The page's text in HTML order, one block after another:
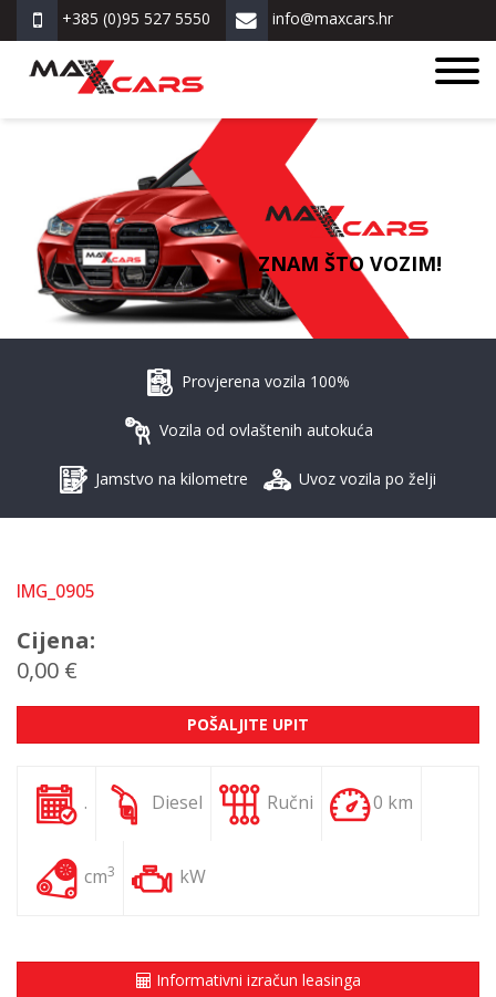
+385 (0)95 527 5550 info@maxcars.hr
ZNAM ŠTO VOZIM!
Provjerena vozila 100%
Vozila od ovlaštenih autokuća
Jamstvo na kilometre Uvoz vozila po želji
IMG_0905
Cijena:
0,00 €
POŠALJITE UPIT
. Diesel Ručni 0 km
cm3 kW
Informativni izračun leasinga